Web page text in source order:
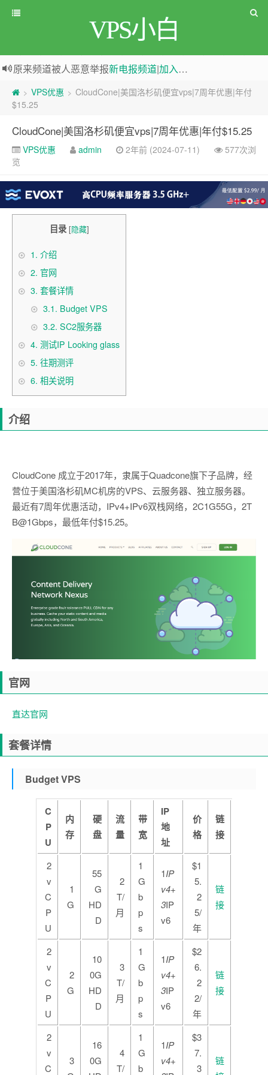
VPS小白
原来频道被人恶意举报新电报频道|加入电报群
greenwebpage|香港|日本|新加坡|美国等多地vps测评|移动直连|1Gbps带宽|年付€29
> VPS优惠 > CloudCone|美国洛杉矶便宜vps|7周年优惠|年付
$15.25
CloudCone|美国洛杉矶便宜vps|7周年优惠|年付$15.25
VPS优惠 admin 2年前 (2024-07-11)
577次浏
览
目录 [隐藏]
1. 介绍
2. 官网
3. 套餐详情
3.1. Budget VPS
3.2. SC2服务器
4. 测试IP Looking glass
5. 往期测评
6. 相关说明
介绍
CloudCone 成立于2017年，隶属于Quadcone旗下子品牌，经
营位于美国洛杉矶MC机房的VPS、云服务器、独立服务器。
最近有7周年优惠活动，IPv4+IPv6双栈网络，2C1G55G，2T
B@1Gbps，最低年付$15.25。
官网
直达官网
套餐详情
Budget VPS
C
P
U
内
存
硬
盘
流
量
带
宽
IP
地
址
价
格
链
接
2
v
C
P
U
1
G
55
G
HD
D
2
T/
月
1
G
b
p
s
1IP
v4+
3IP
v6
$1
5.
2
5/
年
链
接
2
v
C
P
U
2
G
10
0G
HD
D
3
T/
月
1
G
b
p
s
1IP
v4+
3IP
v6
$2
6.
2
2/
年
链
接
2
v
C
3
16
0G
4
T/
1
G
b
1IP
v4+
$3
7.
3
链